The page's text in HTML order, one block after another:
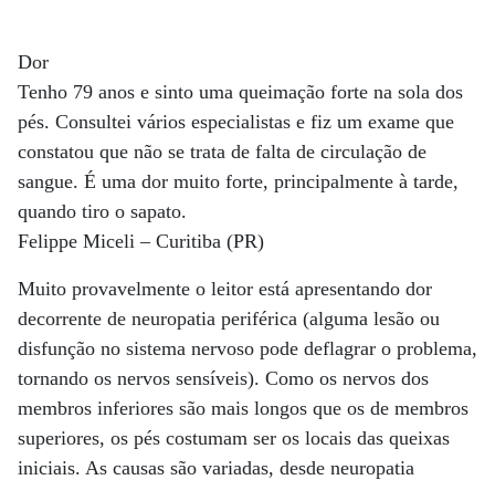
Dor
Tenho 79 anos e sinto uma queimação forte na sola dos
pés. Consultei vários especialistas e fiz um exame que
constatou que não se trata de falta de circulação de
sangue. É uma dor muito forte, principalmente à tarde,
quando tiro o sapato.
Felippe Miceli – Curitiba (PR)
Muito provavelmente o leitor está apresentando dor
decorrente de neuropatia periférica (alguma lesão ou
disfunção no sistema nervoso pode deflagrar o problema,
tornando os nervos sensíveis). Como os nervos dos
membros inferiores são mais longos que os de membros
superiores, os pés costumam ser os locais das queixas
iniciais. As causas são variadas, desde neuropatia